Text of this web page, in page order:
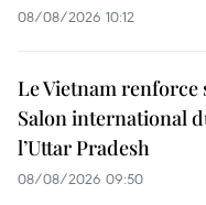
08/08/2026 10:12
Le Vietnam renforce
Salon international
l’Uttar Pradesh
08/08/2026 09:50